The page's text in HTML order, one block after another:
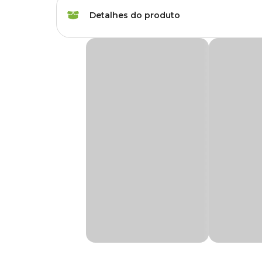
Cor Branco
Detalhes do produto